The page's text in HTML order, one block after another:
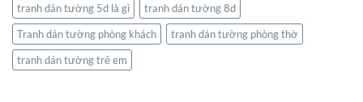
tranh dán tường 5d là gì
tranh dán tường 8d
Tranh dán tường phòng khách
tranh dán tường phòng thờ
tranh dán tường trẻ em